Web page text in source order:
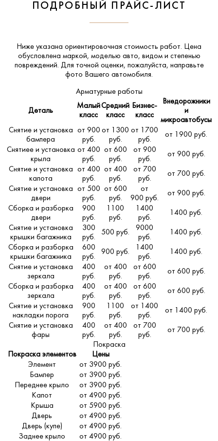
ПОДРОБНЫЙ ПРАЙС-ЛИСТ
Ниже указана ориентировочная стоимость работ. Цена
обусловлена маркой, моделью авто, видом и степенью
повреждений. Для точной оценки, пожалуйста, направьте
фото Вашего автомобиля.
Арматурные работы
Деталь
Малый
класс
Средний
класс
Бизнес-
класс
Внедорожники
и
микроавтобусы
Снятие и установка
бампера
от 900
руб.
от 1300
руб.
от 1700
руб.
от 1900 руб.
Снятиее и установка
крыла
от 400
руб.
от 600
руб.
от 900
руб.
от 900 руб.
Снятие и установка
капота
от 400
руб.
от 400
руб.
от 700
руб.
от 700 руб.
Снятие и установка
двери
от 500
руб.
от 600
руб.
от
900 руб.
от 900 руб.
Сборка и разборка
двери
900
руб.
1100
руб.
1400
руб.
1400 руб.
Снятие и установка
крышки багажника
300
руб.
500 руб.
9000
руб.
1400 руб.
Сборка и разборка
крышки багажника
600
руб.
900 руб.
1400
руб.
1400 руб.
Снятие и установка
зеркала
400
руб.
от 400
руб.
от 600
руб.
от 600 руб.
Сборка и разборка
зеркала
400
руб.
от 400
руб.
от 600
руб.
от 600 руб.
Снятие и установка
накладки порога
900
руб.
1100
руб.
от 1400
руб.
от 1400 руб.
Снятие и установка
фары
400
руб.
от 400
руб.
от 700
руб.
от 700 руб.
Покраска
Покраска элементов
Цены
Элемент
от 3900 руб.
Бампер
от 3900 руб.
Переднее крыло
от 3900 руб.
Капот
от 4900 руб.
Крыша
от 5900 руб.
Дверь
от 4900 руб.
Дверь (купе)
от 4900 руб.
Заднее крыло
от 4900 руб.